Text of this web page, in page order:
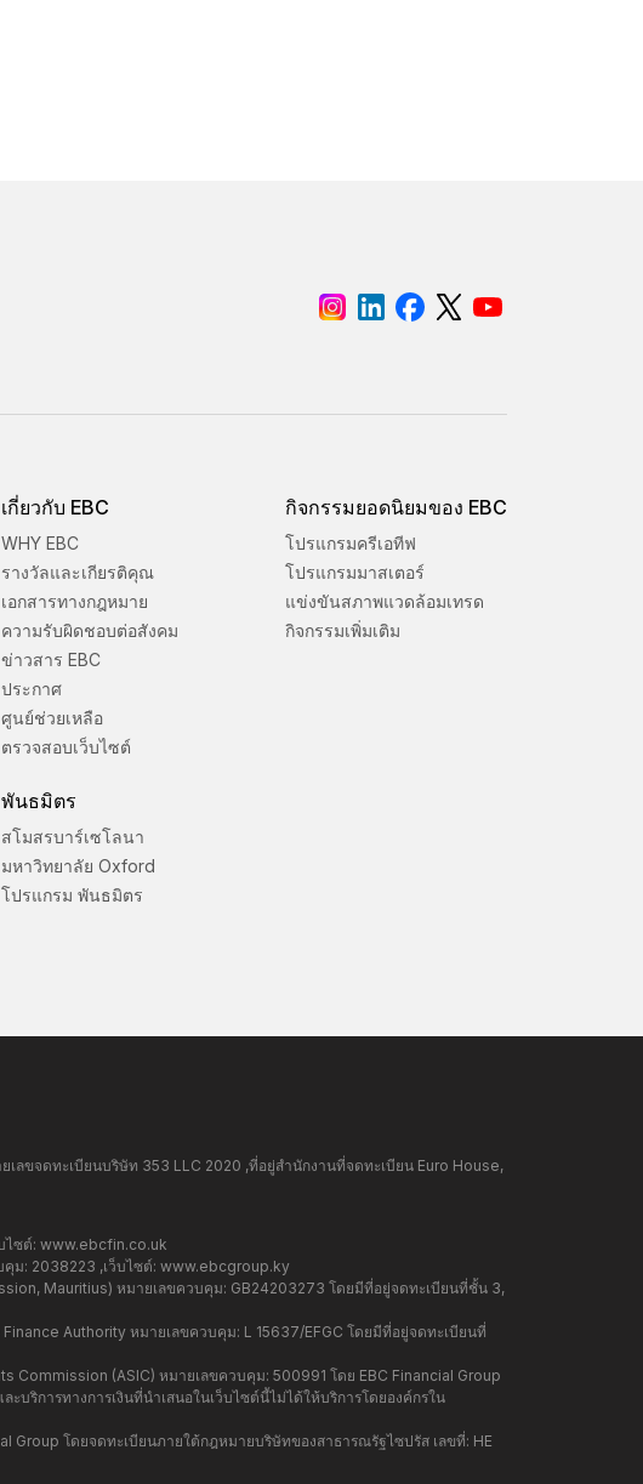
เกี่ยวกับ EBC
WHY EBC
รางวัลและเกียรติคุณ
เอกสารทางกฎหมาย
ความรับผิดชอบต่อสังคม
ข่าวสาร EBC
ประกาศ
ศูนย์ช่วยเหลือ
ตรวจสอบเว็บไซต์
พันธมิตร
สโมสรบาร์เซโลนา
มหาวิทยาลัย Oxford
โปรแกรม พันธมิตร
กิจกรรมยอดนิยมของ EBC
โปรแกรมครีเอทีฟ
โปรแกรมมาสเตอร์
แข่งขันสภาพแวดล้อมเทรด
กิจกรรมเพิ่มเติม
ลขจดทะเบียนบริษัท 353 LLC 2020 ,ที่อยู่สำนักงานที่จดทะเบียน Euro House,
ไซต์: www.ebcfin.co.uk
ม: 2038223 ,เว็บไซต์: www.ebcgroup.ky
Mauritius) หมายเลขควบคุม: GB24203273 โดยมีที่อยู่จดทะเบียนที่ชั้น 3,
Authority หมายเลขควบคุม: L 15637/EFGC โดยมีที่อยู่จดทะเบียนที่
(ASIC) หมายเลขควบคุม: 500991 โดย EBC Financial Group
บริการทางการเงินที่นำเสนอในเว็บไซต์นี้ไม่ได้ให้บริการโดยองค์กรใน
Group โดยจดทะเบียนภายใต้กฎหมายบริษัทของสาธารณรัฐไซปรัส เลขที่: HE